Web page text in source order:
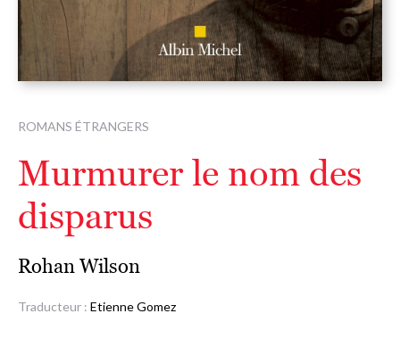
ROMANS ÉTRANGERS
Murmurer le nom des
disparus
Rohan Wilson
Traducteur : Etienne Gomez